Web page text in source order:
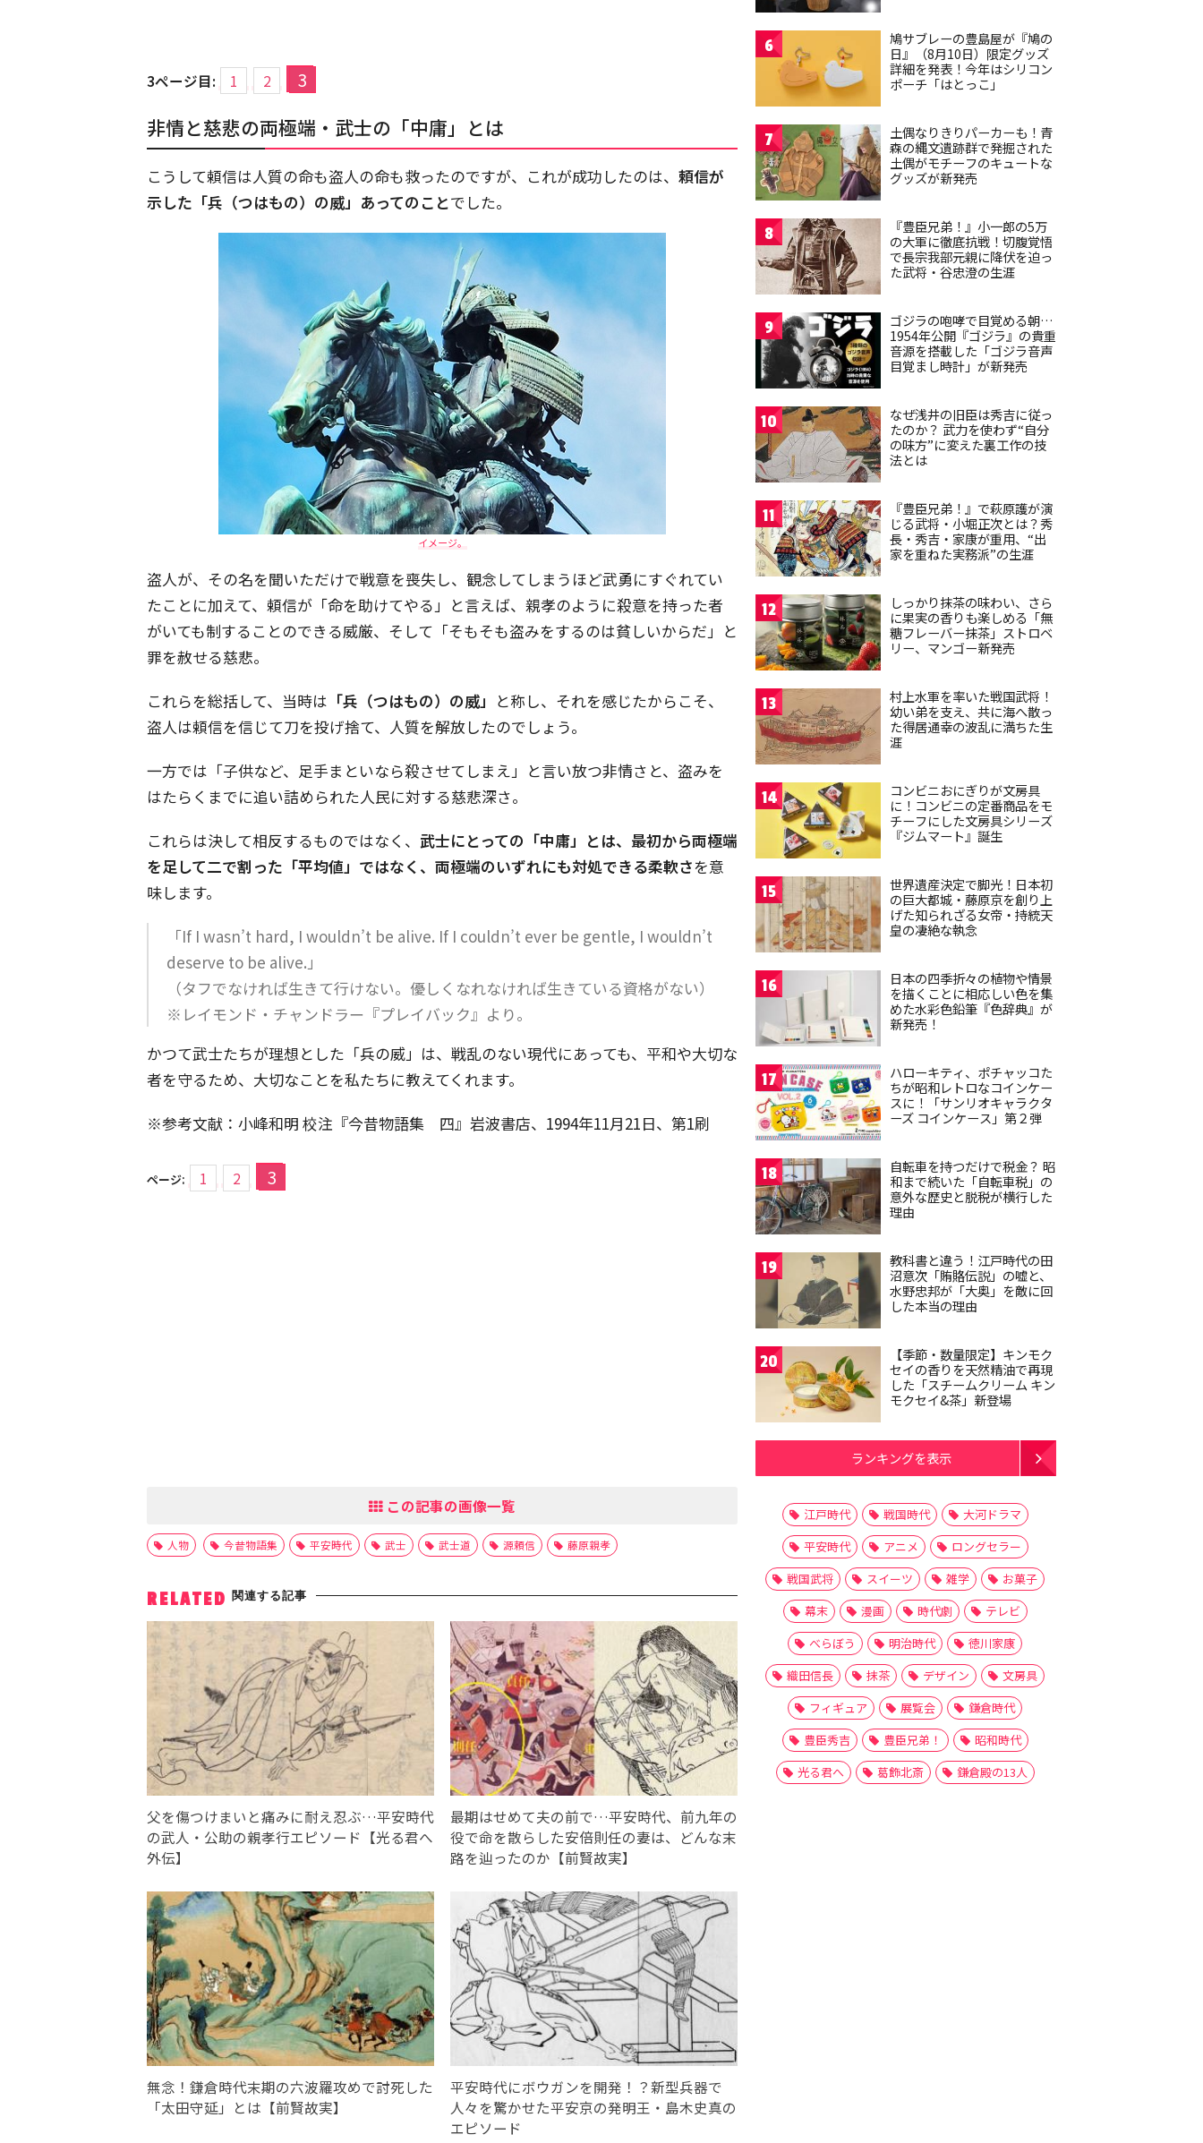
3ページ目: 1 2 3
非情と慈悲の両極端・武士の「中庸」とは
こうして頼信は人質の命も盗人の命も救ったのですが、これが成功したのは、 頼信が
示した「兵（つはもの）の威」あってのことでした。
イメージ。
盗人が、その名を聞いただけで戦意を喪失し、観念してしまうほど武勇にすぐれてい
たことに加えて、頼信が「命を助けてやる」と言えば、親孝のように殺意を持った者
がいても制することのできる威厳、そして「そもそも盗みをするのは貧しいからだ」と
罪を赦せる慈悲。
これらを総括して、当時は 「兵（つはもの）の威」 と称し、それを感じたからこそ、
盗人は頼信を信じて刀を投げ捨て、人質を解放したのでしょう。
一方では「子供など、足手まといなら殺させてしまえ」と言い放つ非情さと、盗みを
はたらくまでに追い詰められた人民に対する慈悲深さ。
これらは決して相反するものではなく、 武士にとっての「中庸」とは、最初から両極端
を足して二で割った「平均値」ではなく、両極端のいずれにも対処できる柔軟さを意
味します。
「If I wasn’t hard, I wouldn’t be alive. If I couldn’t ever be gentle, I wouldn’t
deserve to be alive.」
（タフでなければ生きて行けない。優しくなれなければ生きている資格がない）
※レイモンド・チャンドラー『プレイバック』より。
かつて武士たちが理想とした「兵の威」は、戦乱のない現代にあっても、平和や大切な
者を守るため、大切なことを私たちに教えてくれます。
※参考文献：小峰和明 校注『今昔物語集 四』岩波書店、1994年11月21日、第1刷
ページ: 1 2 3
この記事の画像一覧
人物 今昔物語集 平安時代 武士 武士道 源頼信 藤原親孝
RELATED 関連する記事
父を傷つけまいと痛みに耐え忍ぶ…平安時代
の武人・公助の親孝行エピソード【光る君へ
外伝】
最期はせめて夫の前で…平安時代、前九年の
役で命を散らした安倍則任の妻は、どんな末
路を辿ったのか【前賢故実】
無念！鎌倉時代末期の六波羅攻めで討死した
「太田守延」とは【前賢故実】
平安時代にボウガンを開発！？新型兵器で
人々を驚かせた平安京の発明王・島木史真の
エピソード
6
鳩サブレーの豊島屋が『鳩の
日』（8月10日）限定グッズ
詳細を発表！今年はシリコン
ポーチ「はとっこ」
7
土偶なりきりパーカーも！青
森の縄文遺跡群で発掘された
土偶がモチーフのキュートな
グッズが新発売
8
『豊臣兄弟！』小一郎の5万
の大軍に徹底抗戦！切腹覚悟
で長宗我部元親に降伏を迫っ
た武将・谷忠澄の生涯
9
ゴジラの咆哮で目覚める朝…
1954年公開『ゴジラ』の貴重
音源を搭載した「ゴジラ音声
目覚まし時計」が新発売
10
なぜ浅井の旧臣は秀吉に従っ
たのか？ 武力を使わず“自分
の味方”に変えた裏工作の技
法とは
11
『豊臣兄弟！』で萩原護が演
じる武将・小堀正次とは？秀
長・秀吉・家康が重用、“出
家を重ねた実務派”の生涯
12
しっかり抹茶の味わい、さら
に果実の香りも楽しめる「無
糖フレーバー抹茶」ストロベ
リー、マンゴー新発売
13
村上水軍を率いた戦国武将！
幼い弟を支え、共に海へ散っ
た得居通幸の波乱に満ちた生
涯
14
コンビニおにぎりが文房具
に！コンビニの定番商品をモ
チーフにした文房具シリーズ
『ジムマート』誕生
15
世界遺産決定で脚光！日本初
の巨大都城・藤原京を創り上
げた知られざる女帝・持統天
皇の凄絶な執念
16
日本の四季折々の植物や情景
を描くことに相応しい色を集
めた水彩色鉛筆『色辞典』が
新発売！
17
ハローキティ、ポチャッコた
ちが昭和レトロなコインケー
スに！「サンリオキャラクタ
ーズ コインケース」第２弾
18
自転車を持つだけで税金？ 昭
和まで続いた「自転車税」の
意外な歴史と脱税が横行した
理由
19
教科書と違う！江戸時代の田
沼意次「賄賂伝説」の嘘と、
水野忠邦が「大奥」を敵に回
した本当の理由
20
【季節・数量限定】キンモク
セイの香りを天然精油で再現
した「スチームクリーム キン
モクセイ&茶」新登場
ランキングを表示
江戸時代 戦国時代
大河ドラマ
平安時代
アニメ
ロングセラー
戦国武将
スイーツ 雑学
お菓子
幕末
漫画 時代劇
テレビ
べらぼう
明治時代
徳川家康
織田信長
抹茶 デザイン
文房具
フィギュア
展覧会
鎌倉時代
豊臣秀吉
豊臣兄弟！
昭和時代
光る君へ
葛飾北斎 鎌倉殿の13人